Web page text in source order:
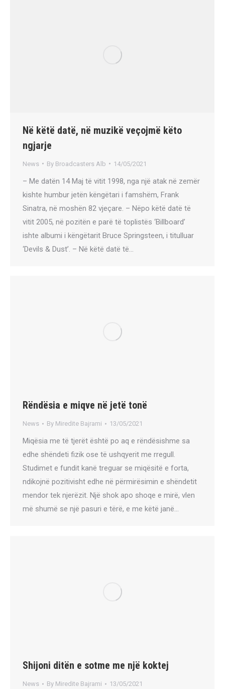
Në këtë datë, në muzikë veçojmë këto
ngjarje
News By Broadcasters Alb 14/05/2021
– Me datën 14 Maj të vitit 1998, nga një atak në zemër
kishte humbur jetën këngëtari i famshëm, Frank
Sinatra, në moshën 82 vjeçare. – Nëpo këtë datë të
vitit 2005, në pozitën e parë të toplistës ‘Billboard’
ishte albumi i këngëtarit Bruce Springsteen, i titulluar
‘Devils & Dust’. – Në këtë datë të…
Rëndësia e miqve në jetë tonë
News By Miredite Bajrami 13/05/2021
Miqësia me të tjerët është po aq e rëndësishme sa
edhe shëndeti fizik ose të ushqyerit me rregull.
Studimet e fundit kanë treguar se miqësitë e forta,
ndikojnë pozitivisht edhe në përmirësimin e shëndetit
mendor tek njerëzit. Një shok apo shoqe e mirë, vlen
më shumë se një pasuri e tërë, e me këtë janë…
Shijoni ditën e sotme me një koktej
News By Miredite Bajrami 13/05/2021